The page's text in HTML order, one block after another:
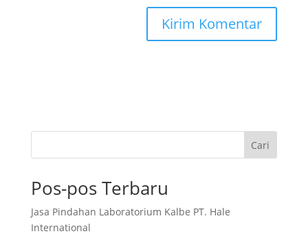
Cari
Pos-pos Terbaru
Jasa Pindahan Laboratorium Kalbe PT. Hale
International